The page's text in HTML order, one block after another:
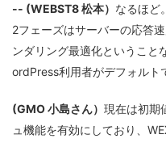
-- (WEBST8 松本） なるほど
2フェーズはサーバーの応答
ンダリング最適化ということ
ordPress利用者がデフォルト
(GMO 小島さん） 現在は初期
ュ機能を有効にしており、